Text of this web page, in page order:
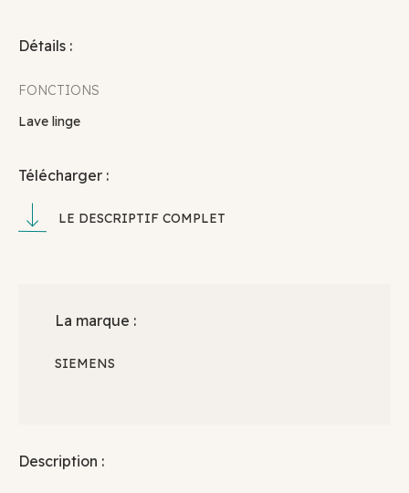
Détails :
FONCTIONS
Lave linge
Télécharger :
LE DESCRIPTIF COMPLET
La marque :
SIEMENS
Description :